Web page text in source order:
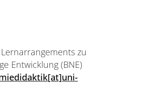
zu
Entwicklung (BNE)